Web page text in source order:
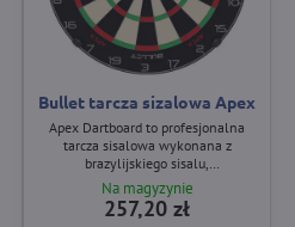
Bullet tarcza sizalowa Apex
Apex Dartboard to profesjonalna
tarcza sisalowa wykonana z
brazylijskiego sisalu,
zaprojektowana z myślą o
maksymalnej precyzji, trwałości i
długiej żywotności. Oferuje
Na magyzynie
257,20 zł